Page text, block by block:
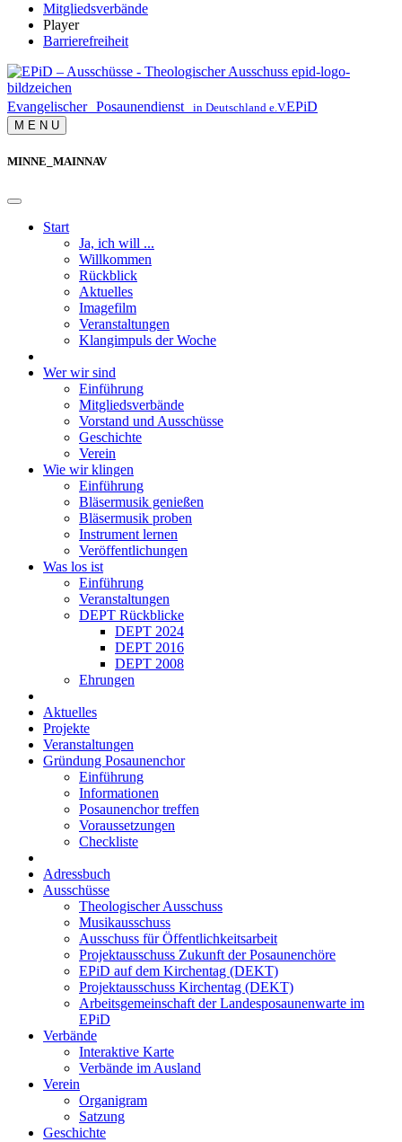
Mitgliedsverbände
Player
Barrierefreiheit
Evangelischer Posaunendienst in Deutschland e.V.EPiD
M E N U
MINNE_MAINNAV
Start
Ja, ich will ...
Willkommen
Rückblick
Aktuelles
Imagefilm
Veranstaltungen
Klangimpuls der Woche
Wer wir sind
Einführung
Mitgliedsverbände
Vorstand und Ausschüsse
Geschichte
Verein
Wie wir klingen
Einführung
Bläsermusik genießen
Bläsermusik proben
Instrument lernen
Veröffentlichungen
Was los ist
Einführung
Veranstaltungen
DEPT Rückblicke
DEPT 2024
DEPT 2016
DEPT 2008
Ehrungen
Aktuelles
Projekte
Veranstaltungen
Gründung Posaunenchor
Einführung
Informationen
Posaunenchor treffen
Voraussetzungen
Checkliste
Adressbuch
Ausschüsse
Theologischer Ausschuss
Musikausschuss
Ausschuss für Öffent­lich­keits­arbeit
Projekt­aus­schuss Zukunft der Posau­nen­chöre
EPiD auf dem Kirchentag (DEKT)
Projektausschuss Kirchentag (DEKT)
Arbeitsgemeinschaft der Landesposaunenwarte im
EPiD
Verbände
Interaktive Karte
Verbände im Ausland
Verein
Organigram
Satzung
Geschichte